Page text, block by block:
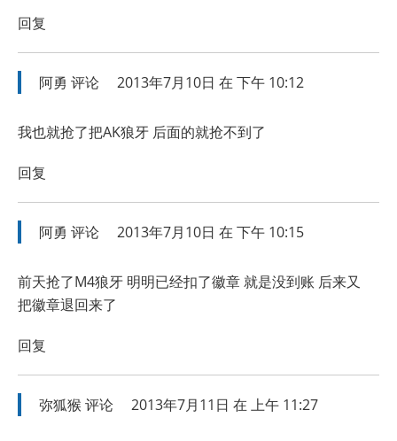
回复
阿勇 评论 2013年7月10日 在 下午 10:12
我也就抢了把AK狼牙 后面的就抢不到了
回复
阿勇 评论 2013年7月10日 在 下午 10:15
前天抢了M4狼牙 明明已经扣了徽章 就是没到账 后来又
把徽章退回来了
回复
弥狐猴 评论 2013年7月11日 在 上午 11:27